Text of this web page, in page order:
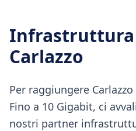
Infrastruttura
Carlazzo
Per raggiungere
Fino a 10 Gigabit, ci
nostri partner